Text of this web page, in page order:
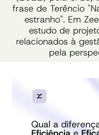
frase de Terêncio
estranho". Em
estudo de
relacionados à
pela